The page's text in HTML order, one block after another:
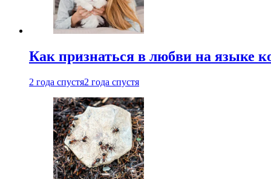
Как признаться в любви на языке
2 года спустя2 года спустя